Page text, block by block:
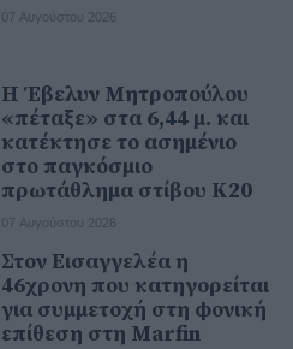
07 Αυγούστου 2026
Η Έβελυν Μητροπούλου
«πέταξε» στα 6,44 μ. και
κατέκτησε το ασημένιο
στο παγκόσμιο
πρωτάθλημα στίβου Κ20
07 Αυγούστου 2026
Στον Εισαγγελέα η
46χρονη που κατηγορείται
για συμμετοχή στη φονική
επίθεση στη Marfin